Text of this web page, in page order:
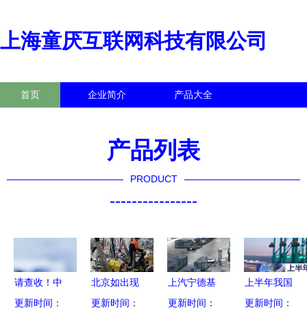
上海童厌互联网科技有限公司
首页 企业简介 产品大全
产品列表
PRODUCT
----------------
请查收！中
国电科向您
更新时间：
北京如出现
本土新冠感
更新时间：
上汽宁德基
地 参与第
更新时间：
上半年我国
工业生产增
更新时间：